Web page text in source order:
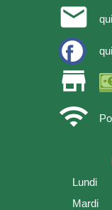
email
store
wifi
Lundi
Mardi